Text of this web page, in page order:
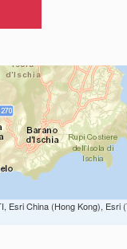
China (Hong Kong), Esri